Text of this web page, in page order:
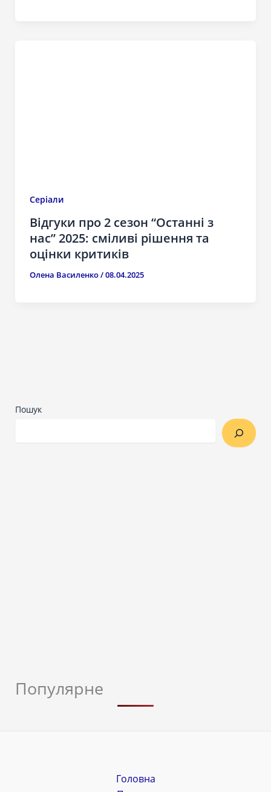
Серіали
Відгуки про 2 сезон “Останні з
нас” 2025: сміливі рішення та
оцінки критиків
Олена Василенко/08.04.2025
Пошук
Популярне
Головна